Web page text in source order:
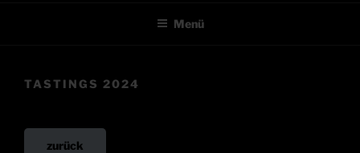
Menü
TASTINGS 2024
zurück